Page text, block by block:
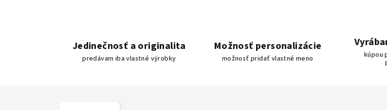
Jedinečnosť a originalita
predávam iba vlastné výrobky
Možnosť personalizácie
možnosť pridať vlastné meno
kúpou